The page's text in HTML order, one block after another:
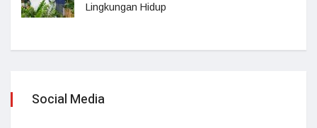
Lingkungan Hidup
Social Media